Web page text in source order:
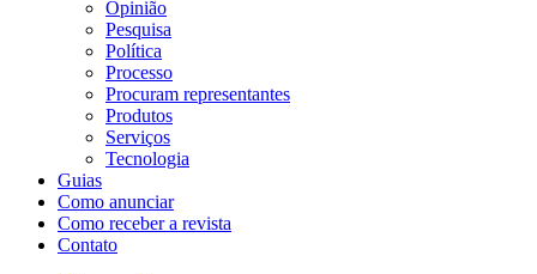
Opinião
Pesquisa
Política
Processo
Procuram representantes
Produtos
Serviços
Tecnologia
Guias
Como anunciar
Como receber a revista
Contato